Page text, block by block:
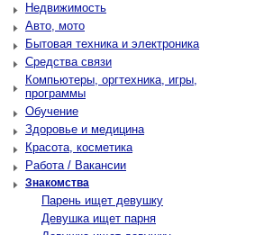
Недвижимость
Авто, мото
Бытовая техника и электроника
Средства связи
Компьютеры, оргтехника, игры,
программы
Обучение
Здоровье и медицина
Красота, косметика
Работа / Вакансии
Знакомства
Парень ищет девушку
Девушка ищет парня